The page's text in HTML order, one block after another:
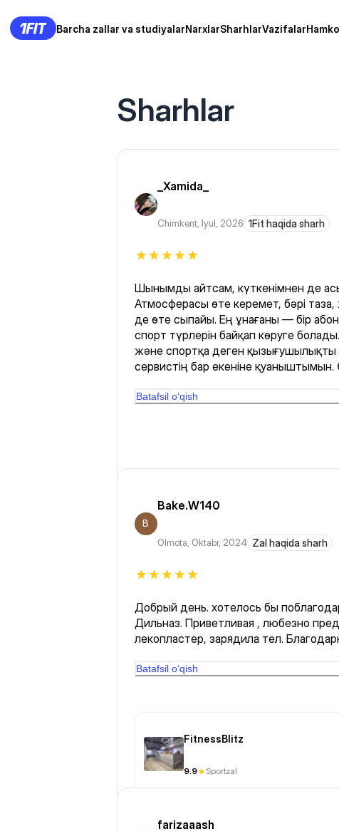
Barcha zallar va studiyalarNarxlarSharhlarVazifalar
Sharhlar
_Xamida_
Chimkent, Iyul, 2026 1Fit haqida sharh
Шынымды айтсам, күткенімнен де
Атмосферасы өте керемет, бәрі
де өте сыпайы. Ең ұнағаны — бір
спорт түрлерін байқап көруге
және спортқа деген қызығушылықты
сервистің бар екеніне қуаныштымын.
болды. Рақмет, 1Fit! ❤️
Batafsil o‘qish
B
Bake.W140
Olmota, Oktabr, 2024 Zal haqida sharh
Добрый день. хотелось бы
Дильназ. Приветливая , любезно
лекопластер, зарядила тел. Благодарю руководство за
Batafsil o‘qish
FitnessBlitz
9.9 Sportzal
farizaaash